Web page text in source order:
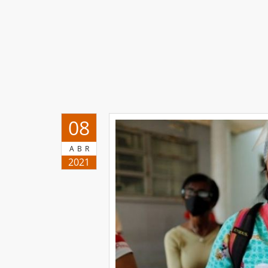
08
ABR
2021